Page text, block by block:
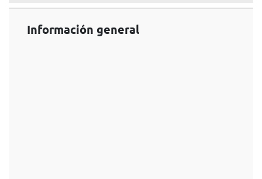
Información general